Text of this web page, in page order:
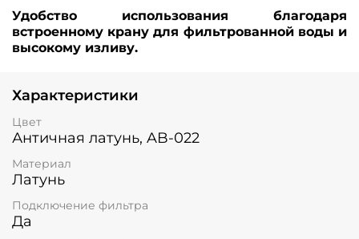
Удобство использования благодаря
встроенному крану для фильтрованной воды и
высокому изливу.
Характеристики
Цвет
Античная латунь, AB-022
Материал
Латунь
Подключение фильтра
Да